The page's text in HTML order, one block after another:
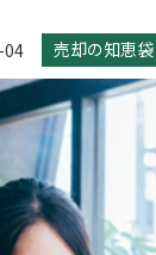
04 売却の知恵袋